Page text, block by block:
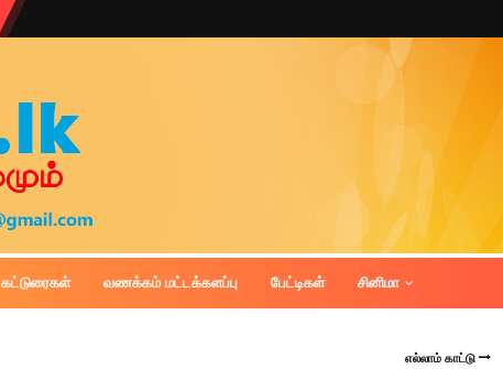
கட்டுரைகள் வணக்கம் மட்டக்களப்பு பேட்டிகள் சினிமா
எல்லாம் காட்டு